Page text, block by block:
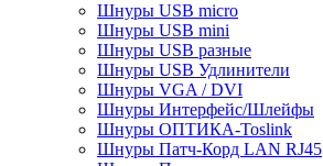
Шнуры USB micro
Шнуры USB mini
Шнуры USB разные
Шнуры USB Удлинители
Шнуры VGA / DVI
Шнуры Интерфейс/Шлейфы
Шнуры ОПТИКА-Toslink
Шнуры Патч-Корд LAN RJ45